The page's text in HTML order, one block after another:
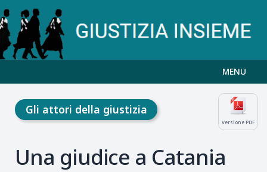
MENU
Versione PDF
Gli attori della giustizia
Una giudice a Catania